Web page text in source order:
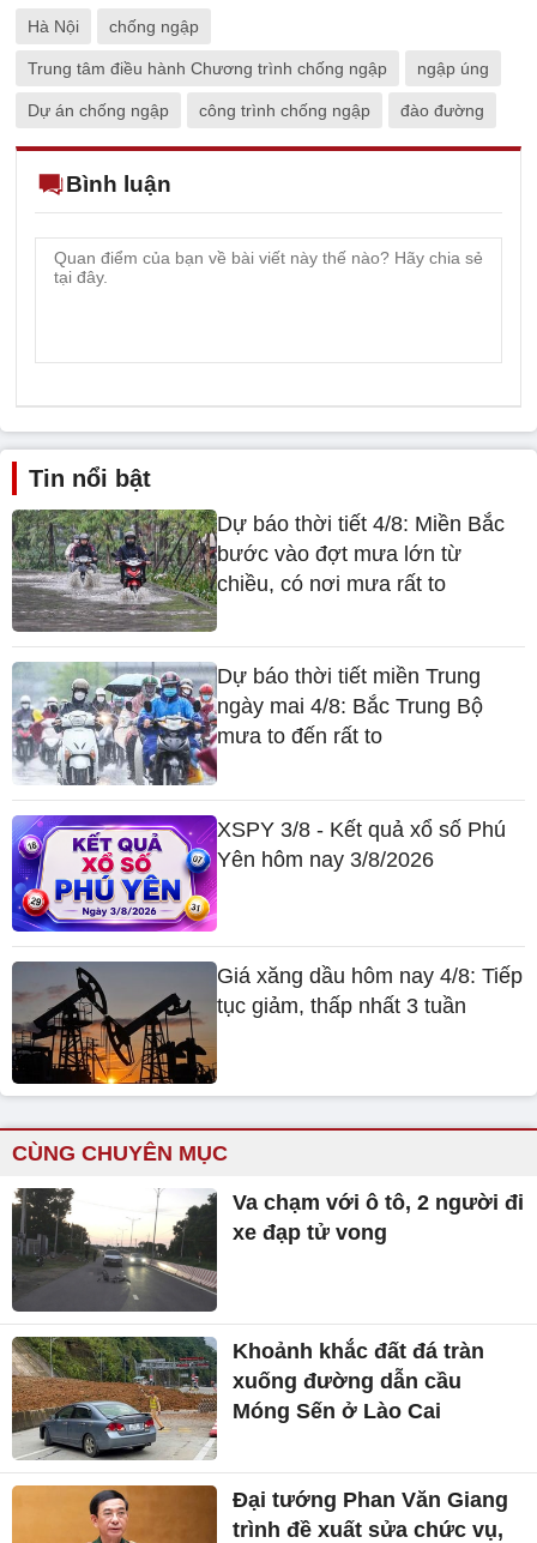
Hà Nội chống ngập
Trung tâm điều hành Chương trình chống ngập ngập úng
Dự án chống ngập công trình chống ngập đào đường
Bình luận
Tin nổi bật
Dự báo thời tiết 4/8: Miền Bắc
bước vào đợt mưa lớn từ
chiều, có nơi mưa rất to
Dự báo thời tiết miền Trung
ngày mai 4/8: Bắc Trung Bộ
mưa to đến rất to
XSPY 3/8 - Kết quả xổ số Phú
Yên hôm nay 3/8/2026
Giá xăng dầu hôm nay 4/8: Tiếp
tục giảm, thấp nhất 3 tuần
CÙNG CHUYÊN MỤC
Va chạm với ô tô, 2 người đi
xe đạp tử vong
Khoảnh khắc đất đá tràn
xuống đường dẫn cầu
Móng Sến ở Lào Cai
Đại tướng Phan Văn Giang
trình đề xuất sửa chức vụ,